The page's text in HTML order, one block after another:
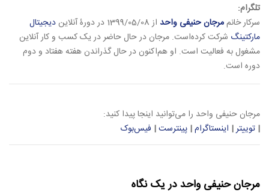
تلگرام:
سرکار خانممرجان حنیفی واحد از 1399/05/08 در دورۀ آنلاین
دیجیتال
مارکتینگ شرکت کرده‌است. مرجان در حال حاضر در یک کسب و کار آنلاین
مشغول به فعالیت است. او هم‌اکنون در حال گذراندن هفته هفتاد و دوم
دوره است.
مرجان حنیفی واحد را می‌توانید اینجا پیدا کنید:
| توییتر| اینستاگرام| پینترست| فیس‌بوک
مرجان حنیفی واحد در یک نگاه